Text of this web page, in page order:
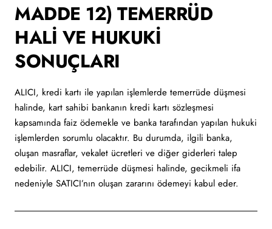
MADDE 12) TEMERRÜD
HALİ VE HUKUKİ
SONUÇLARI
ALICI, kredi kartı ile yapılan işlemlerde temerrüde düşmesi
halinde, kart sahibi bankanın kredi kartı sözleşmesi
kapsamında faiz ödemekle ve banka tarafından yapılan hukuki
işlemlerden sorumlu olacaktır. Bu durumda, ilgili banka,
oluşan masraflar, vekalet ücretleri ve diğer giderleri talep
edebilir. ALICI, temerrüde düşmesi halinde, gecikmeli ifa
nedeniyle SATICI’nın oluşan zararını ödemeyi kabul eder.